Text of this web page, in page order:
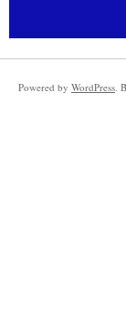
Powered by WordPress.